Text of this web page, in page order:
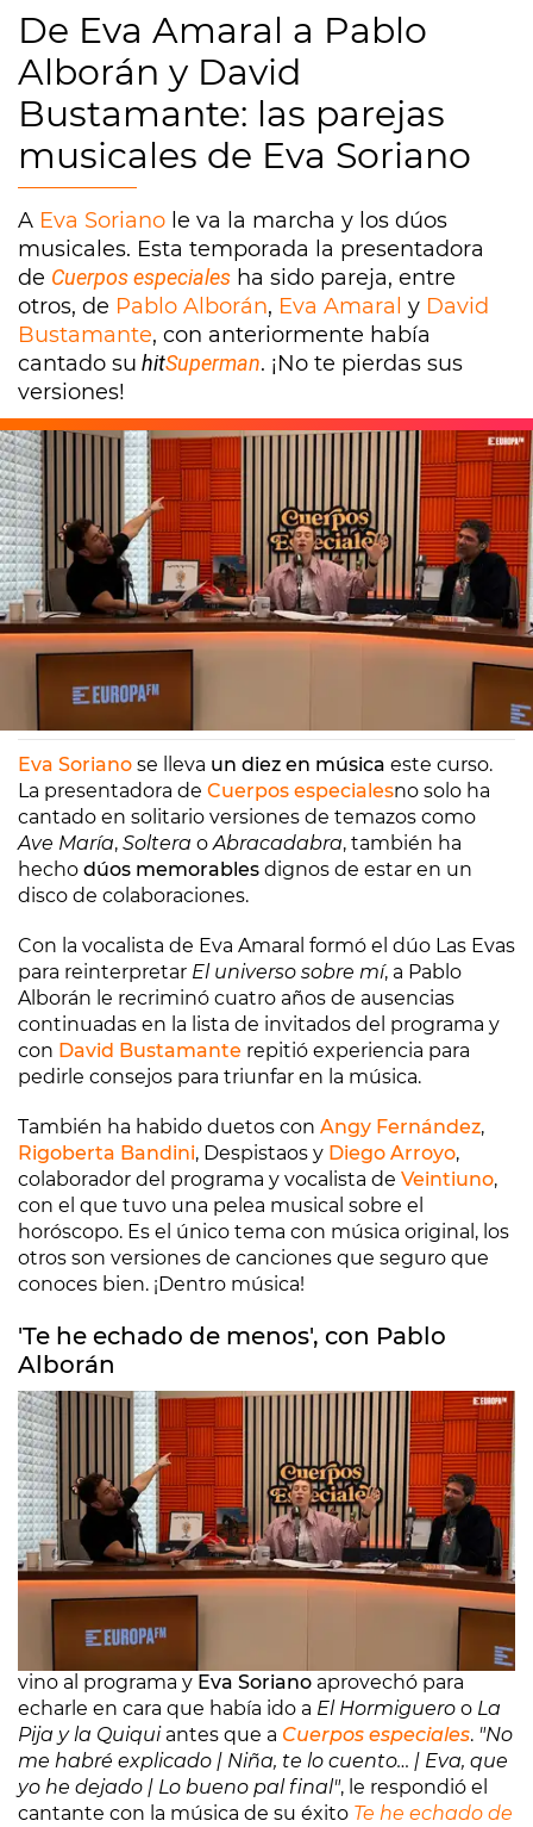
De Eva Amaral a Pablo
Alborán y David
Bustamante: las parejas
musicales de Eva Soriano
A Eva Soriano le va la marcha y los dúos
musicales. Esta temporada la presentadora
de Cuerpos especiales ha sido pareja, entre
otros, de Pablo Alborán, Eva Amaral y David
Bustamante, con anteriormente había
cantado su hitSuperman. ¡No te pierdas sus
versiones!
Europa FM
Madrid
Eva Soriano se lleva un diez en música este curso.
La presentadora de Cuerpos especialesno solo ha
cantado en solitario versiones de temazos como
Ave María, Soltera oAbracadabra, también ha
hecho dúos memorables dignos de estar en un
disco de colaboraciones.
Con la vocalista de Eva Amaral formó el dúo Las Evas
para reinterpretar El universo sobre mí, a Pablo
Alborán le recriminó cuatro años de ausencias
continuadas en la lista de invitados del programa y
con David Bustamante repitió experiencia para
pedirle consejos para triunfar en la música.
También ha habido duetos con Angy Fernández,
Rigoberta Bandini, Despistaos y Diego Arroyo,
colaborador del programa y vocalista de Veintiuno,
con el que tuvo una pelea musical sobre el
horóscopo. Es el único tema con música original, los
otros son versiones de canciones que seguro que
conoces bien. ¡Dentro música!
'Te he echado de menos', con Pablo
Alborán
Después de cuatro temporadas sin pisar el estudio,
un buen día del mes de marzo
se
vino al programa y Eva Soriano aprovechó para
echarle en cara que había ido a El Hormiguero o La
Pija y la Quiquiantes que a Cuerpos especiales. "No
me habré explicado | Niña, te lo cuento… | Eva, que
yo he dejado | Lo bueno pal final", le respondió el
cantante con la música de su éxito Te he echado de